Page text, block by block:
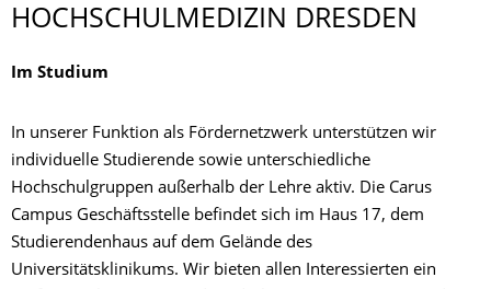
HOCHSCHULMEDI­ZIN DRESDEN
Im Studium
In unserer Funktion als Fördernetzwerk unterstützen wir
individuelle Studierende sowie unterschiedliche
Hochschulgruppen außerhalb der Lehre aktiv. Die Carus
Campus Geschäftsstelle befindet sich im Haus 17, dem
Studierendenhaus auf dem Gelände des
Universitätsklinikums. Wir bieten allen Interessierten ein